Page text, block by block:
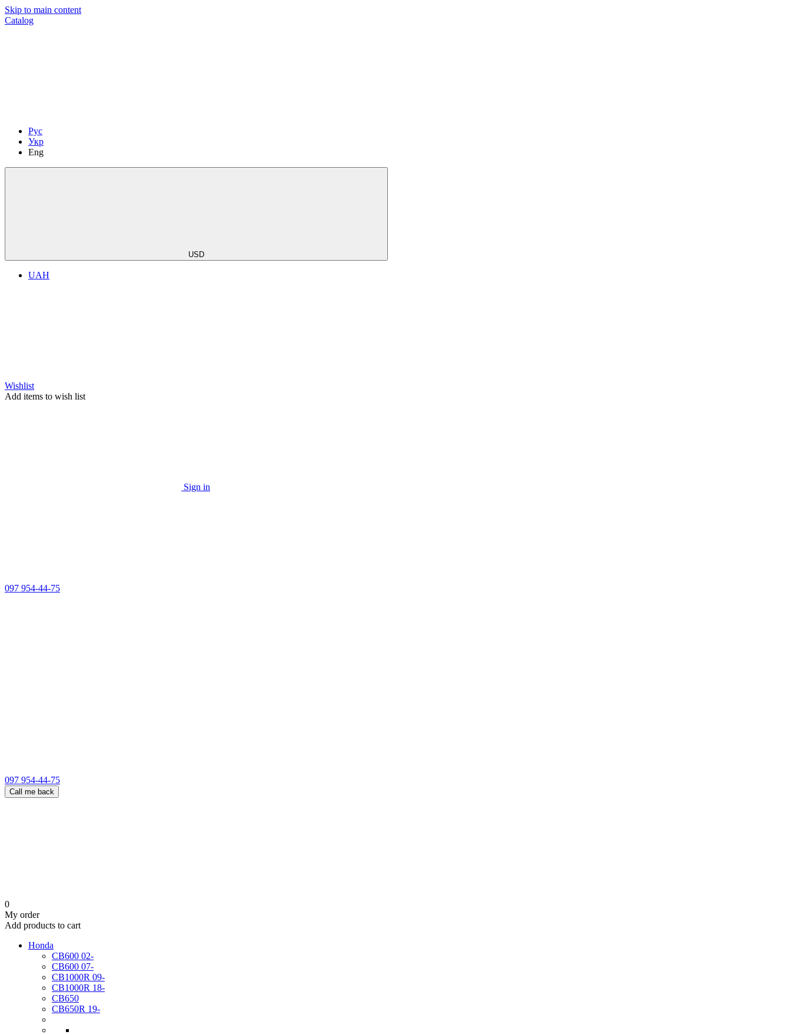
Skip to main content
Catalog
Рус
Укр
Eng
USD
UAH
Wishlist
Add items to wish list
Sign in
097 954-44-75
097 954-44-75
Call me back
0
My order
Add products to cart
Honda
CB600 02-
CB600 07-
CB1000R 09-
CB1000R 18-
CB650
CB650R 19-